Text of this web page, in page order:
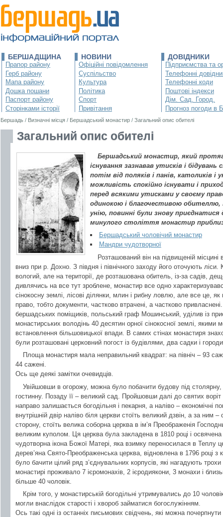
БЕРШАДЩИНА
Прапор району
Герб району
Мапа району
Дошка пошани
Паспорт району
Сторінками історії
НОВИНИ
Офіційні повідомлення
Суспільство
Культура
Політика
Спорт
Привітання
ДОВІДНИКИ
Підприємства та
Телефонні
Телефонні коди
Поштові індекси
Дім. Сад. Город.
Прогноз погоди в
Бершадь / Визначні місця / Бершадський монастир / Загальний опис обителі
Загальний опис обителі
Бершадський монастир, який
існування зазнавав утисків і
потім від поляків і панів, католиків
можливість спокійно існувати і
перед всякими утисками у своєму
одинокою і благочестивою обителлю,
унію, повинні були знову приєднатися
минулого століття монастир
Бершадський чоловічий монастир
Мандри чудотворної
Розташований він на підвищеній місцині
вниз при р. Дохно. З півдня і північного заходу його оточують
вологий, але на території, де розташована обитель, із-за садів,
дивлячись на все тут зроблене, монастир все одно
сінокосну землі, лісові ділянки, млин і рибну ловлю, але все це,
право, тобто документи, частково втрачені, а частково
бершадських поміщиків, польський граф Мошинський, уділив із
монастирських володінь 40 десятин орної сінокосної землі, якими
встановлення більшовицької впади. В самих стінах монастиря
були розташовані церковний погост із будівлями, два садки і
Площа монастиря мала неправильний квадрат: на північ – 93
44 сажені.
Ось ще деякі замітки очевидців.
Увійшовши в огорожу, можна було побачити будову під
гостинну. Позаду її – великий сад. Пройшовши далі до святих
направо залишається богодільня і пекарня, а наліво – економічні
внутрішній двір наліво біля церкви стоїть великий дзвін, а за ним
сторону, стоїть велика соборна церква в ім’я Преображенія
великим куполом. Ця церква була закладена в 1810 році і
чудотворна ікона Божої Матері, яка взимку переносилася в Теплу
дерев’яна Свято-Преображенська церква, відновлена в 1796 році
було бачити цілий ряд з’єднувальних корпусів, які нагадують
монастирі проживало 7 ієромонахів, 2 ієродиякони, 3 монахи і
більше 40 чоловік.
Крім того, у монастирській богодільні утримувались до 10
могли внаслідок старості і хвороб займатися богослужінням.
Ось такі одні із останніх письмових свідчень, які можна